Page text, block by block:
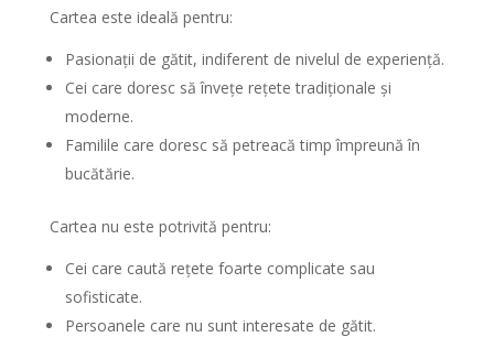
Cartea este ideală pentru:
Pasionații de gătit, indiferent de nivelul de experiență.
Cei care doresc să învețe rețete tradiționale și
moderne.
Familile care doresc să petreacă timp împreună în
bucătărie.
Cartea nu este potrivită pentru:
Cei care caută rețete foarte complicate sau
sofisticate.
Persoanele care nu sunt interesate de gătit.